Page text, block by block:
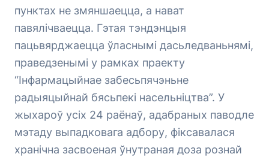
пунктах не змяншаецца, а нават
павялічваецца. Гэтая тэндэнцыя
пацьвярджаецца ўласнымі дасьледваньнямі,
праведзенымі у рамках праекту
“Інфармацыйнае забесьпячэньне
радыяцыйнай бясьпекі насельніцтва”. У
жыхароў усіх 24 раёнаў, адабраных паводле
мэтаду выпадковага адбору, фіксавалася
хранічна засвоеная ўнутраная доза рознай